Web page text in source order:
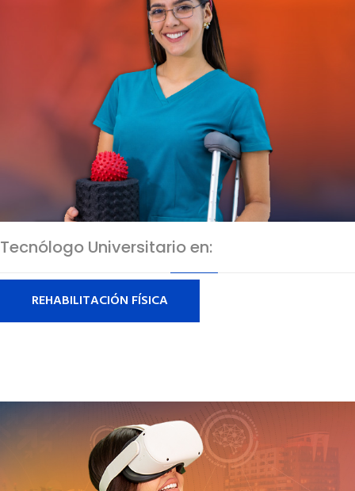
Tecnólogo Universitario en:
REHABILITACIÓN FÍSICA